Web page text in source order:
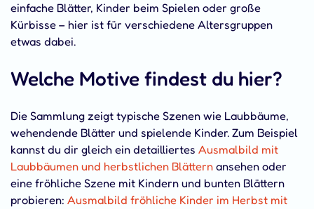
einfache Blätter, Kinder beim Spielen oder große
Kürbisse – hier ist für verschiedene Altersgruppen
etwas dabei.
Welche Motive findest du hier?
Die Sammlung zeigt typische Szenen wie Laubbäume,
wehendende Blätter und spielende Kinder. Zum Beispiel
kannst du dir gleich ein detailliertes Ausmalbild mit
Laubbäumen und herbstlichen Blättern ansehen oder
eine fröhliche Szene mit Kindern und bunten Blättern
probieren: Ausmalbild fröhliche Kinder im Herbst mit